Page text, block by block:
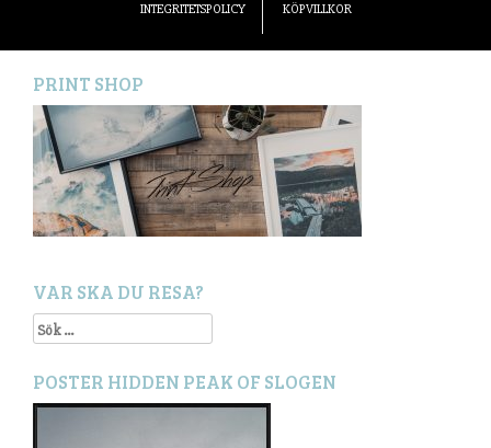
INTEGRITETSPOLICY KÖPVILLKOR
PRINT SHOP
VAR SKA DU RESA?
Sök
efter:
POSTER HIDDEN PEAK OF SLOGEN